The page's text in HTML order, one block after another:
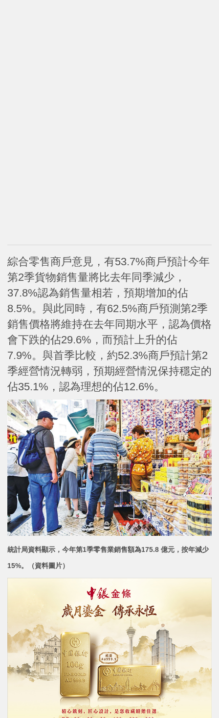
綜合零售商戶意見，有53.7%商戶預計今年
第2季貨物銷售量將比去年同季減少，
37.8%認為銷售量相若，預期增加的佔
8.5%。與此同時，有62.5%商戶預測第2季
銷售價格將維持在去年同期水平，認為價格
會下跌的佔29.6%，而預計上升的佔
7.9%。與首季比較，約52.3%商戶預計第2
季經營情況轉弱，預期經營情況保持穩定的
佔35.1%，認為理想的佔12.6%。
統計局資料顯示，今年第1季零售業銷售額為175.8 億元，按年減少
15%。 （資料圖片）